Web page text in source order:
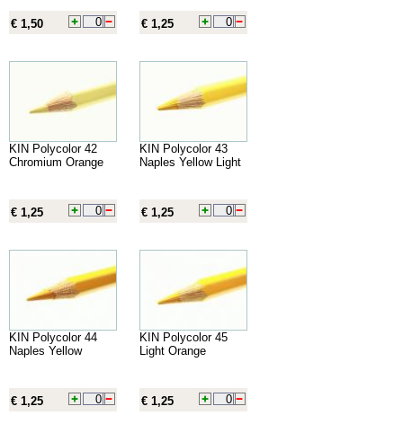
€ 1,50 € 1,25
KIN Polycolor 42
Chromium Orange
€ 1,25
KIN Polycolor 43
Naples Yellow Light
€ 1,25
KIN Polycolor 44
Naples Yellow
€ 1,25
KIN Polycolor 45
Light Orange
€ 1,25